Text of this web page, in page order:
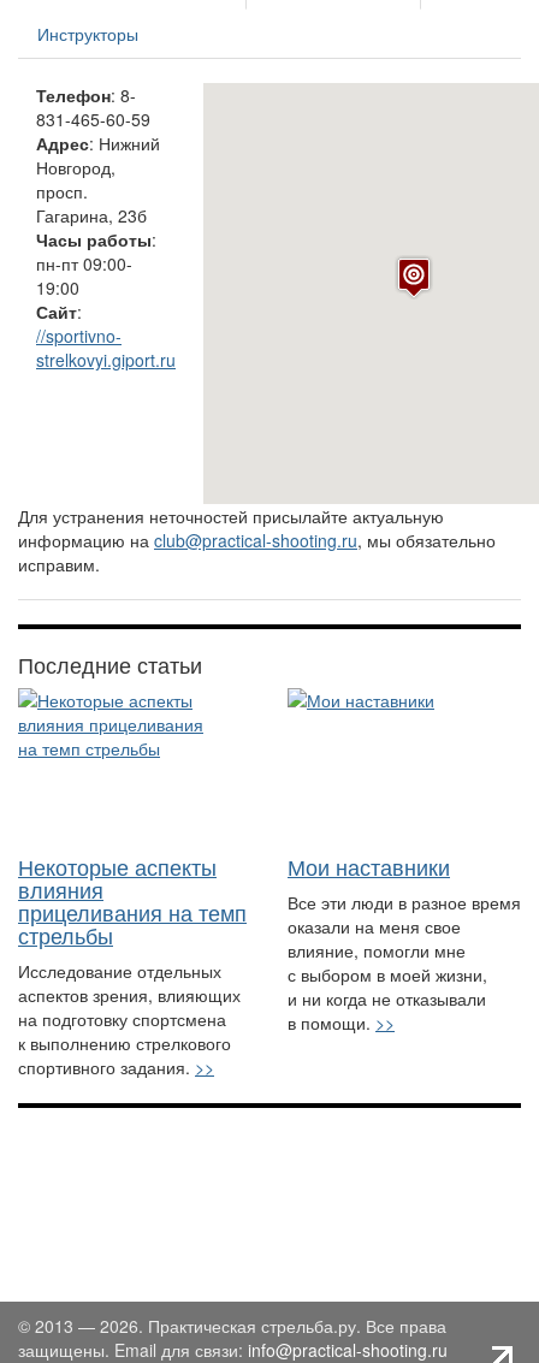
Инструкторы
Телефон: 8-
831-465-60-59
Адрес: Нижний
Новгород,
просп.
Гагарина, 23б
Часы работы:
пн-пт 09:00-
19:00
Сайт:
//sportivno-
strelkovyi.giport.ru
Для устранения неточностей присылайте актуальную
информацию на club@practical-shooting.ru, мы обязательно
исправим.
Последние статьи
Некоторые аспекты
влияния
прицеливания на темп
стрельбы
Исследование отдельных
аспектов зрения, влияющих
на подготовку спортсмена
к выполнению стрелкового
спортивного задания. >>
Мои наставники
Все эти люди в разное время
оказали на меня свое
влияние, помогли мне
с выбором в моей жизни,
и ни когда не отказывали
в помощи. >>
© 2013 — 2026. Практическая стрельба.ру. Все права
защищены. Email для связи: info@practical-shooting.ru